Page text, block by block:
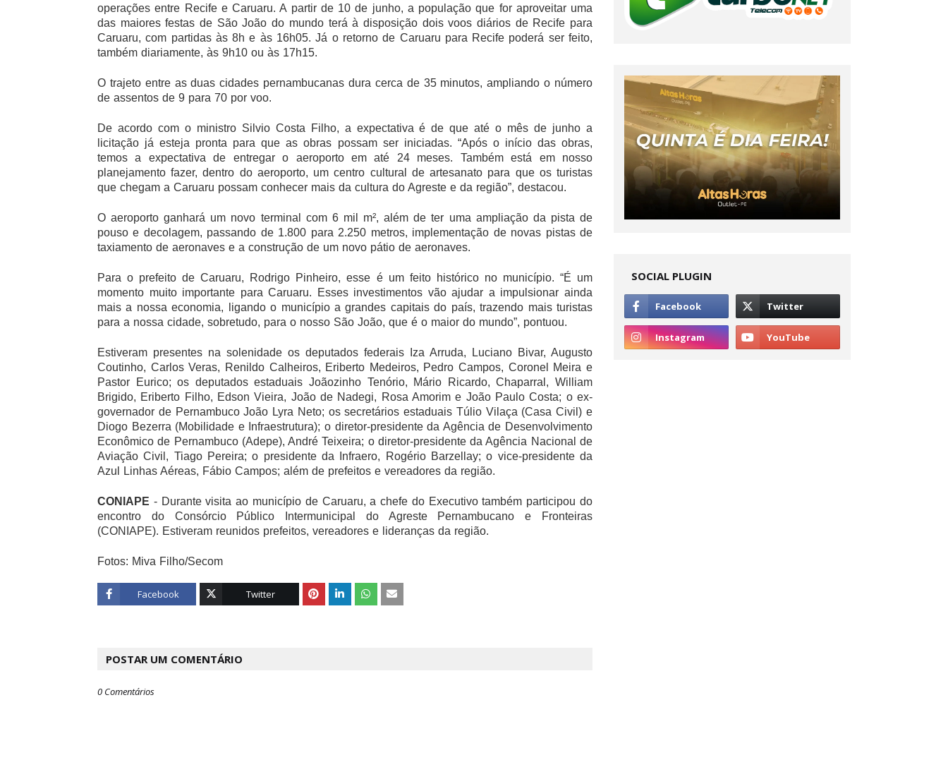
operações entre Recife e Caruaru. A partir de 10 de junho, a população que for aproveitar uma
das maiores festas de São João do mundo terá à disposição dois voos diários de Recife para
Caruaru, com partidas às 8h e às 16h05. Já o retorno de Caruaru para Recife poderá ser feito,
também diariamente, às 9h10 ou às 17h15.
O trajeto entre as duas cidades pernambucanas dura cerca de 35 minutos, ampliando o número
de assentos de 9 para 70 por voo.
De acordo com o ministro Silvio Costa Filho, a expectativa é de que até o mês de junho a
licitação já esteja pronta para que as obras possam ser iniciadas. “Após o início das obras,
temos a expectativa de entregar o aeroporto em até 24 meses. Também está em nosso
planejamento fazer, dentro do aeroporto, um centro cultural de artesanato para que os turistas
que chegam a Caruaru possam conhecer mais da cultura do Agreste e da região”, destacou.
O aeroporto ganhará um novo terminal com 6 mil m², além de ter uma ampliação da pista de
pouso e decolagem, passando de 1.800 para 2.250 metros, implementação de novas pistas de
taxiamento de aeronaves e a construção de um novo pátio de aeronaves.
Para o prefeito de Caruaru, Rodrigo Pinheiro, esse é um feito histórico no município. “É um
momento muito importante para Caruaru. Esses investimentos vão ajudar a impulsionar ainda
mais a nossa economia, ligando o município a grandes capitais do país, trazendo mais turistas
para a nossa cidade, sobretudo, para o nosso São João, que é o maior do mundo”, pontuou.
Estiveram presentes na solenidade os deputados federais Iza Arruda, Luciano Bivar, Augusto
Coutinho, Carlos Veras, Renildo Calheiros, Eriberto Medeiros, Pedro Campos, Coronel Meira e
Pastor Eurico; os deputados estaduais Joãozinho Tenório, Mário Ricardo, Chaparral, William
Brigido, Eriberto Filho, Edson Vieira, João de Nadegi, Rosa Amorim e João Paulo Costa; o ex-
governador de Pernambuco João Lyra Neto; os secretários estaduais Túlio Vilaça (Casa Civil) e
Diogo Bezerra (Mobilidade e Infraestrutura); o diretor-presidente da Agência de Desenvolvimento
Econômico de Pernambuco (Adepe), André Teixeira; o diretor-presidente da Agência Nacional de
Aviação Civil, Tiago Pereira; o presidente da Infraero, Rogério Barzellay; o vice-presidente da
Azul Linhas Aéreas, Fábio Campos; além de prefeitos e vereadores da região.
CONIAPE - Durante visita ao município de Caruaru, a chefe do Executivo também participou do
encontro do Consórcio Público Intermunicipal do Agreste Pernambucano e Fronteiras
(CONIAPE). Estiveram reunidos prefeitos, vereadores e lideranças da região.
Fotos: Miva Filho/Secom
Facebook Twitter
POSTAR UM COMENTÁRIO
0 Comentários
SOCIAL PLUGIN